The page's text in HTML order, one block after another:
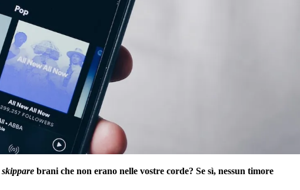
skippare brani che non erano nelle vostre corde? Se sì, nessun timore